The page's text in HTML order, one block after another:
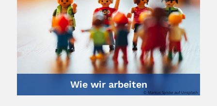
Wie wir arbeiten
© Markus Spiske auf Unsplash